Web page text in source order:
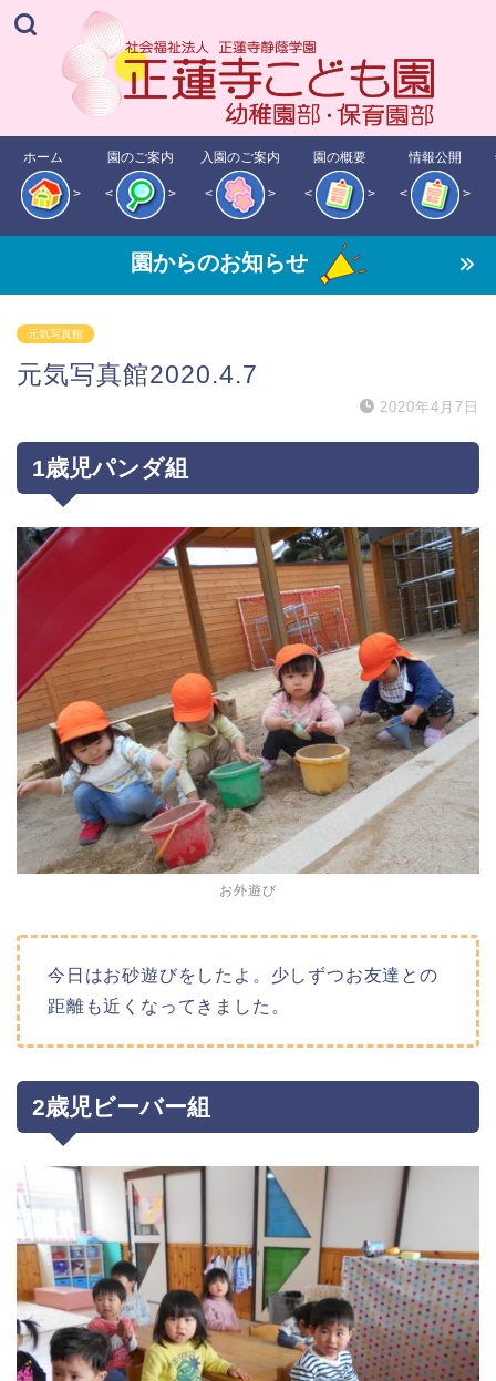
ホーム
>
園のご案内
< >
入園のご案内
< >
園の概要
< >
情報公開
< >
園からのお知らせ
元気写真館
元気写真館2020.4.7
2020年4月7日
1歳児パンダ組
お外遊び
今日はお砂遊びをしたよ。少しずつお友達との
距離も近くなってきました。
2歳児ビーバー組